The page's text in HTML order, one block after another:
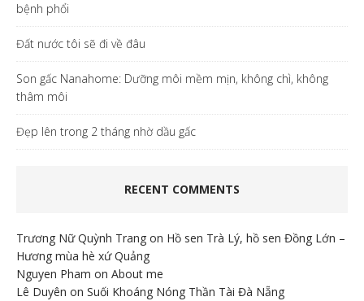
bệnh phổi
Đất nước tôi sẽ đi về đâu
Son gấc Nanahome: Dưỡng môi mềm mịn, không chì, không
thâm môi
Đẹp lên trong 2 tháng nhờ dầu gấc
RECENT COMMENTS
Trương Nữ Quỳnh Trang on Hồ sen Trà Lý, hồ sen Đồng Lớn –
Hương mùa hè xứ Quảng
Nguyen Pham on About me
Lê Duyên on Suối Khoáng Nóng Thần Tài Đà Nẵng